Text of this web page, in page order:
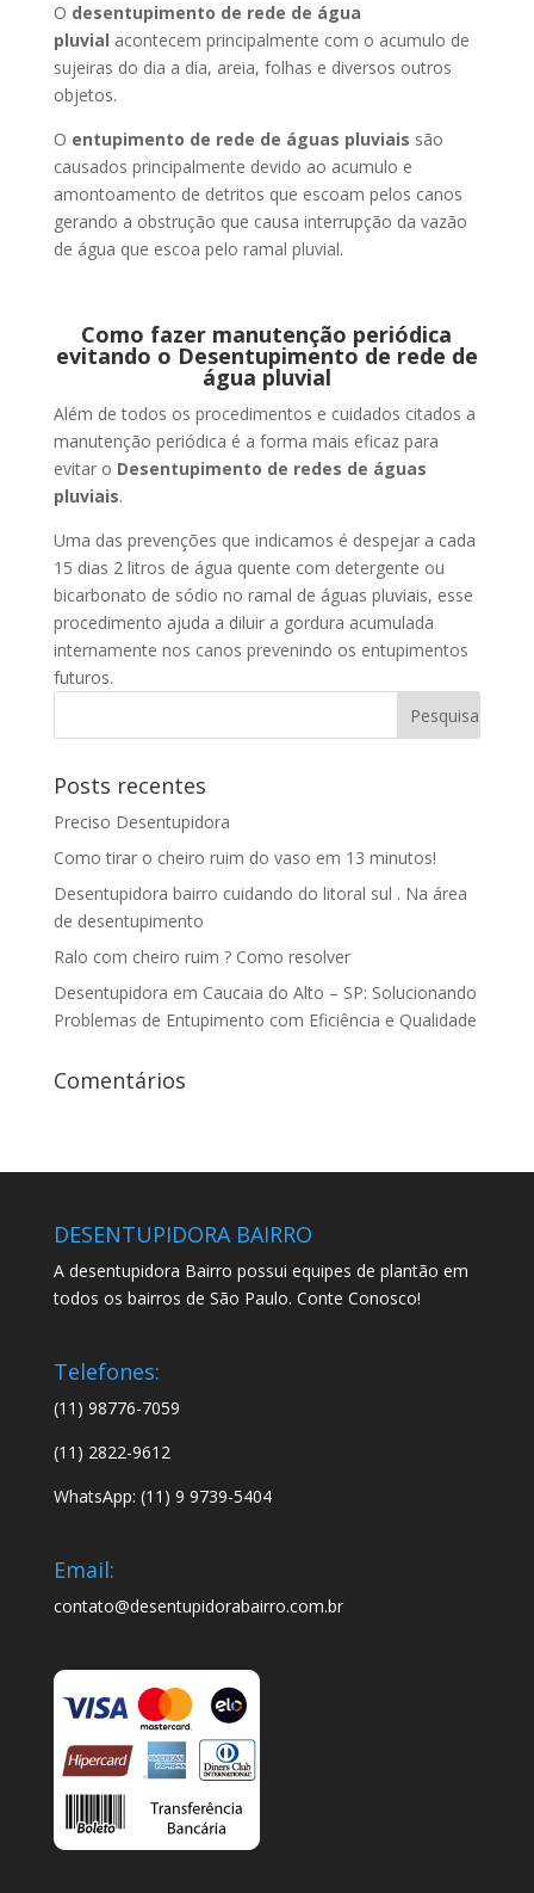
O desentupimento de rede de água
pluvial acontecem principalmente com o acumulo de
sujeiras do dia a dia, areia, folhas e diversos outros
objetos.
O entupimento de rede de águas pluviais são
causados principalmente devido ao acumulo e
amontoamento de detritos que escoam pelos canos
gerando a obstrução que causa interrupção da vazão
de água que escoa pelo ramal pluvial.
Como fazer manutenção periódica
evitando o Desentupimento de rede de
água pluvial
Além de todos os procedimentos e cuidados citados a
manutenção periódica é a forma mais eficaz para
evitar o Desentupimento de redes de águas
pluviais.
Uma das prevenções que indicamos é despejar a cada
15 dias 2 litros de água quente com detergente ou
bicarbonato de sódio no ramal de águas pluviais, esse
procedimento ajuda a diluir a gordura acumulada
internamente nos canos prevenindo os entupimentos
futuros.
Posts recentes
Preciso Desentupidora
Como tirar o cheiro ruim do vaso em 13 minutos!
Desentupidora bairro cuidando do litoral sul . Na área
de desentupimento
Ralo com cheiro ruim ? Como resolver
Desentupidora em Caucaia do Alto – SP: Solucionando
Problemas de Entupimento com Eficiência e Qualidade
Comentários
DESENTUPIDORA BAIRRO
A desentupidora Bairro possui equipes de plantão em
todos os bairros de São Paulo. Conte Conosco!
Telefones:
(11) 98776-7059
(11) 2822-9612
WhatsApp: (11) 9 9739-5404
Email:
contato@desentupidorabairro.com.br